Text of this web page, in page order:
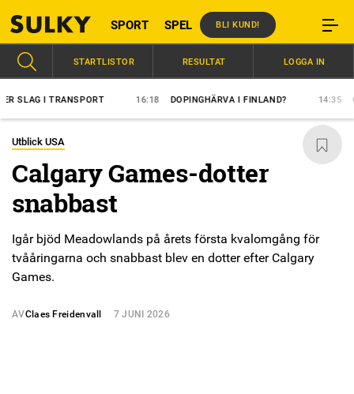
SPORT SPEL BLI KUND!
I TRANSPORT DOPINGHÄRVA I FINLAND?
STARTLISTOR RESULTAT LOGGA IN
Utblick USA
Calgary Games-dotter
snabbast
Igår bjöd Meadowlands på årets första kvalomgång för
tvååringarna och snabbast blev en dotter efter Calgary
Games.
AVClaes Freidenvall 7 JUNI 2026